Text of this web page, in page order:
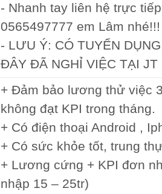
- Nhanh tay liên hệ trực
0565497777 em Lâm nhé!!!
- LƯU Ý: CÓ TUYỂN
ĐÂY ĐÃ NGHỈ VIỆC TẠI JT
+ Đảm bảo lương thử việc
không đạt KPI trong tháng.
+ Có điện thoại Android ,
+ Có sức khỏe tốt, trung
+ Lương cứng + KPI đơn
nhập 15 – 25tr)